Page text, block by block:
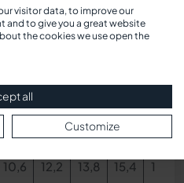
480 550
10,6 12,2 13,8 15,4 17,0
visitor data, to improve our
and to give you a great website
the cookies we use open the
all
Customize